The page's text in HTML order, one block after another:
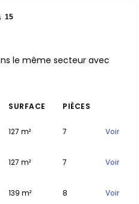
15
le même secteur avec
SURFACE
PIÈCES
127 m² 7 Voir
127 m² 7 Voir
139 m² 8 Voir